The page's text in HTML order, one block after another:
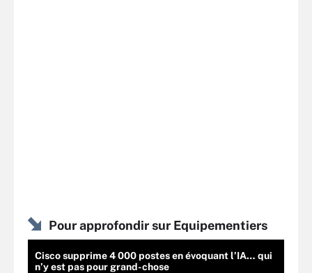
Pour approfondir sur Equipementiers
Cisco supprime 4 000 postes en évoquant l’IA… qui
n’y est pas pour grand-chose